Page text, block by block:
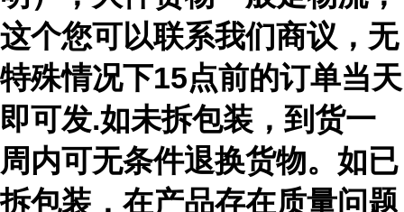
这个您可以联系我们商议，无
特殊情况下15点前的订单当天
即可发.如未拆包装，到货一
周内可无条件退换货物。如已
拆包装，在产品存在质量问题